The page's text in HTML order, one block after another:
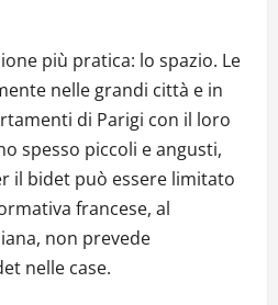
più pratica: lo spazio. Le
nelle grandi città e in
di Parigi con il loro
spesso piccoli e angusti,
il bidet può essere limitato
francese, al
non prevede
nelle case.